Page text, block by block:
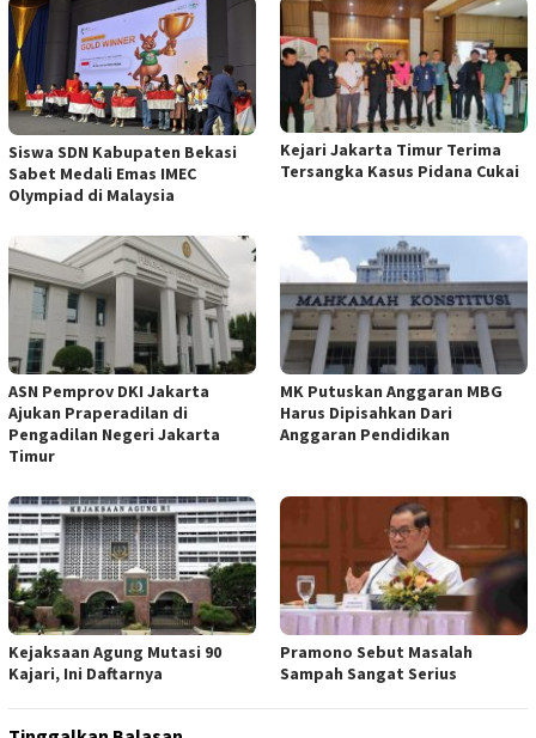
Siswa SDN Kabupaten Bekasi
Sabet Medali Emas IMEC
Olympiad di Malaysia
Kejari Jakarta Timur Terima
Tersangka Kasus Pidana Cukai
ASN Pemprov DKI Jakarta
Ajukan Praperadilan di
Pengadilan Negeri Jakarta
Timur
MK Putuskan Anggaran MBG
Harus Dipisahkan Dari
Anggaran Pendidikan
Kejaksaan Agung Mutasi 90
Kajari, Ini Daftarnya
Pramono Sebut Masalah
Sampah Sangat Serius